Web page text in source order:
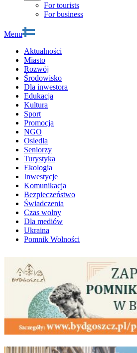
For tourists
For business
Menu
Aktualności
Miasto
Rozwój
Środowisko
Dla inwestora
Edukacja
Kultura
Sport
Promocja
NGO
Osiedla
Seniorzy
Turystyka
Ekologia
Inwestycje
Komunikacja
Bezpieczeństwo
Świadczenia
Czas wolny
Dla mediów
Ukraina
Pomnik Wolności